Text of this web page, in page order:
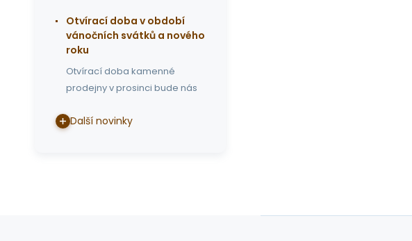
Otvírací doba v období
vánočních svátků a nového
roku
Otvírací doba kamenné
prodejny v prosinci bude nás
Další novinky